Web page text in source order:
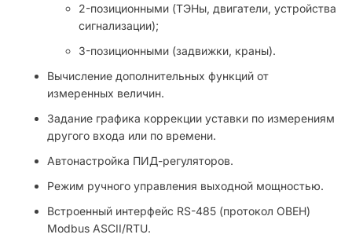
2-позиционными (ТЭНы, двигатели, устройства
сигнализации);
3-позиционными (задвижки, краны).
Вычисление дополнительных функций от
измеренных величин.
Задание графика коррекции уставки по измерениям
другого входа или по времени.
Автонастройка ПИД-регуляторов.
Режим ручного управления выходной мощностью.
Встроенный интерфейс RS-485 (протокол ОВЕН)
Modbus ASCII/RTU.